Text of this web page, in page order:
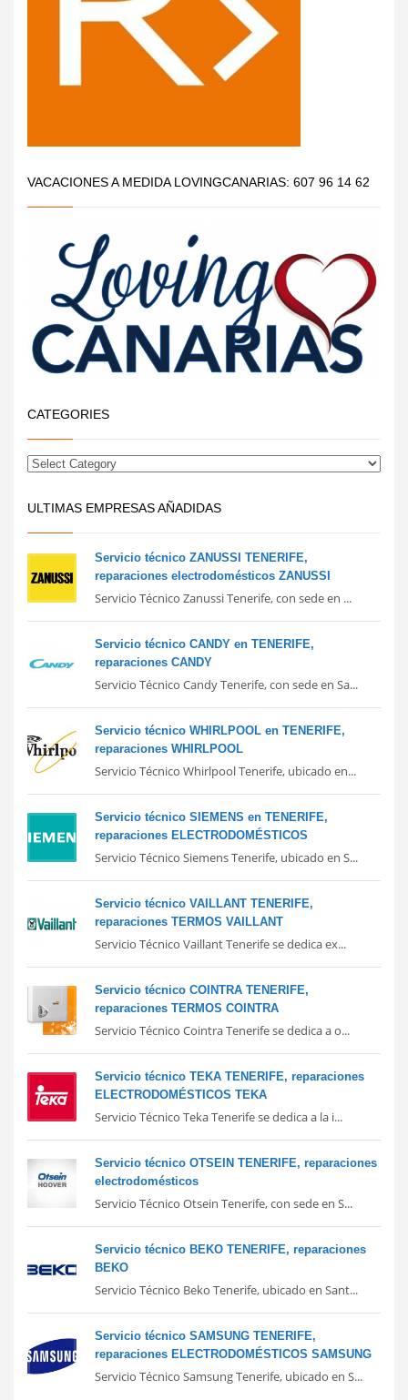
VACACIONES A MEDIDA LOVINGCANARIAS: 607 96 14 62
CATEGORIES
ULTIMAS EMPRESAS AÑADIDAS
Servicio técnico ZANUSSI TENERIFE,
reparaciones electrodomésticos ZANUSSI
Servicio Técnico Zanussi Tenerife, con sede en ...
Servicio técnico CANDY en TENERIFE,
reparaciones CANDY
Servicio Técnico Candy Tenerife, con sede en Sa...
Servicio técnico WHIRLPOOL en TENERIFE,
reparaciones WHIRLPOOL
Servicio Técnico Whirlpool Tenerife, ubicado en...
Servicio técnico SIEMENS en TENERIFE,
reparaciones ELECTRODOMÉSTICOS
Servicio Técnico Siemens Tenerife, ubicado en S...
Servicio técnico VAILLANT TENERIFE,
reparaciones TERMOS VAILLANT
Servicio Técnico Vaillant Tenerife se dedica ex...
Servicio técnico COINTRA TENERIFE,
reparaciones TERMOS COINTRA
Servicio Técnico Cointra Tenerife se dedica a o...
Servicio técnico TEKA TENERIFE, reparaciones
ELECTRODOMÉSTICOS TEKA
Servicio Técnico Teka Tenerife se dedica a la i...
Servicio técnico OTSEIN TENERIFE, reparaciones
electrodomésticos
Servicio Técnico Otsein Tenerife, con sede en S...
Servicio técnico BEKO TENERIFE, reparaciones
BEKO
Servicio Técnico Beko Tenerife, ubicado en Sant...
Servicio técnico SAMSUNG TENERIFE,
reparaciones ELECTRODOMÉSTICOS SAMSUNG
Servicio Técnico Samsung Tenerife, ubicado en S...